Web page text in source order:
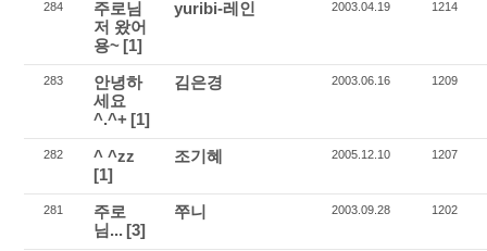
284
주로님
저 왔어
용~ [1]
yuribi-레인 2003.04.19 1214
283
안녕하
세요
^.^+ [1]
김은경 2003.06.16 1209
282
^ ^zz
[1]
조기혜 2005.12.10 1207
281
주로
님... [3]
쭈니 2003.09.28 1202